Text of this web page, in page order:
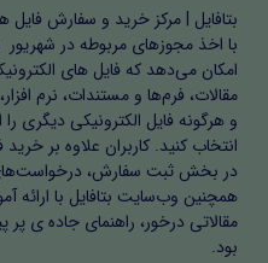
بتافایل | مرکز خرید و سفارش
امکان می‌دهد که فایل های
مقالات، فرم‌ها و مستندات، نرم
و هرگونه فایل الکترونیکی دیگری
انتخاب کنید. کاربران علاوه بر خرید
در بخش ثبت سفارش، درخواست‌های
همچنین وب‌سایت بتافایل با
مقالاتی درخور، راهنمای جاده ی
بود.